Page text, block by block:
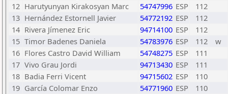
12 Harutyunyan Kirakosyan Marc 54747996 ESP
112
13 Hernández Estornell Javier 54772192 ESP
112
14 Rivera Jímenez Eric 94714100 ESP
112
15 Timor Badenes Daniela 54783976 ESP 112
w
16 Flores Castro David William 54748275 ESP
111
17 Vivo Grau Jordi 94713430 ESP
111
18 Badia Ferri Vicent 94715602 ESP
110
19 García Colomar Enzo 54771960 ESP
110